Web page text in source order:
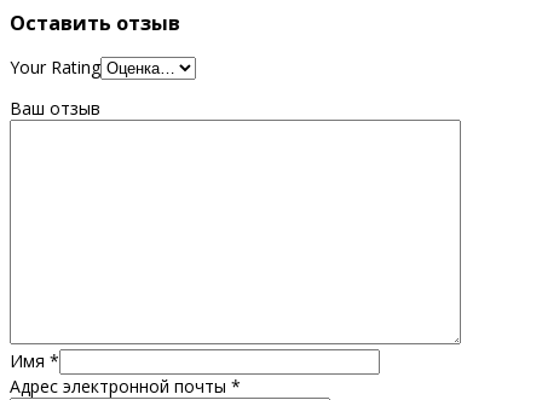
Оставить отзыв
Your Rating
Ваш отзыв
Имя *
Адрес электронной почты *